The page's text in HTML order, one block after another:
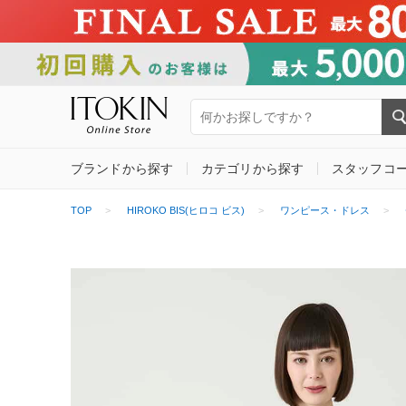
ブランドから探す カテゴリから探す スタッフコ
TOP HIROKO BIS(ヒロコ ビス) ワンピース・ドレス